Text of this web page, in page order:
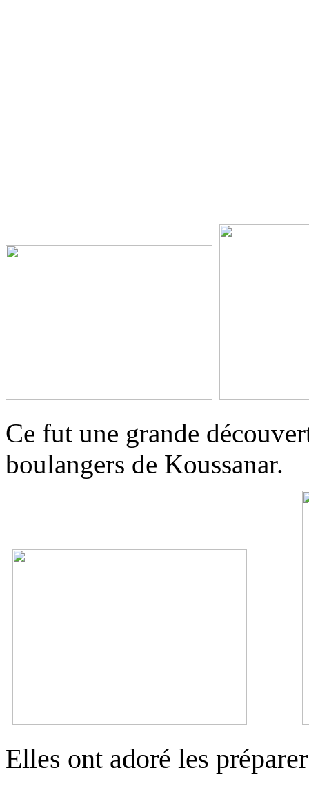
Ce fut une grande
boulangers de Koussanar.
Elles ont adoré les